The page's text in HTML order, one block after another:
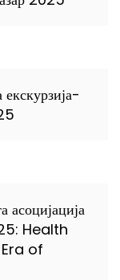
асоцијација
Health
of